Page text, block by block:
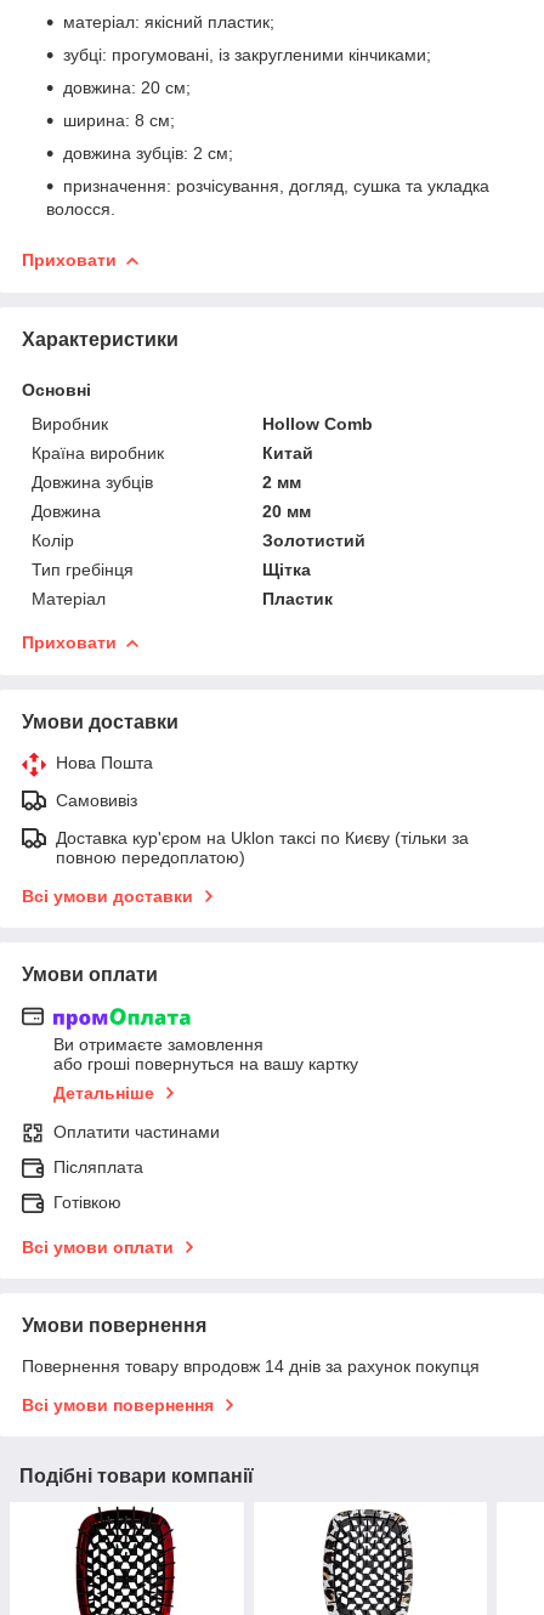
матеріал: якісний пластик;
зубці: прогумовані, із закругленими кінчиками;
довжина: 20 см;
ширина: 8 см;
довжина зубців: 2 см;
призначення: розчісування, догляд, сушка та укладка
волосся.
Приховати
Характеристики
Основні
Виробник
Hollow Comb
Країна виробник
Китай
Довжина зубців
2 мм
Довжина
20 мм
Колір
Золотистий
Тип гребінця
Щітка
Матеріал
Пластик
Приховати
Умови доставки
Нова Пошта
Самовивіз
Доставка кур'єром на Uklon таксі по Києву (тільки за
повною передоплатою)
Всі умови доставки
Умови оплати
Ви отримаєте замовлення
або гроші повернуться на вашу картку
Детальніше
Оплатити частинами
Післяплата
Готівкою
Всі умови оплати
Умови повернення
Повернення товару впродовж 14 днів за рахунок покупця
Всі умови повернення
Подібні товари компанії